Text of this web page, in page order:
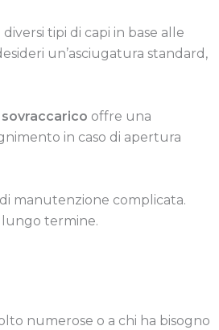
tipi di capi in base alle
un’asciugatura standard,
sovraccarico offre una
in caso di apertura
manutenzione complicata.
lungo termine.
numerose o a chi ha bisogno